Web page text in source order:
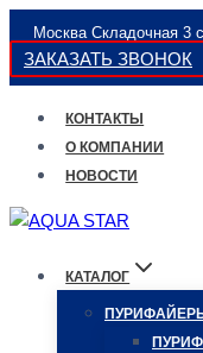
Перейти
содержимому
Москва Складочная 3
ЗАКАЗАТЬ ЗВОНОК
КОНТАКТЫ
О КОМПАНИИ
НОВОСТИ
КАТАЛОГ